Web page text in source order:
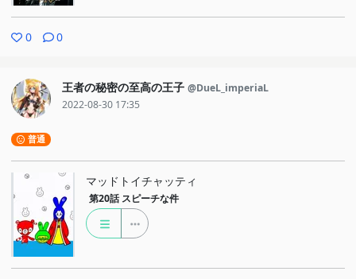
0 0
王者の秘密の至高の王子 @DueL_imperiaL
2022-08-30 17:35
普通
マッドトイチャッティ
第20話 スピーチな件